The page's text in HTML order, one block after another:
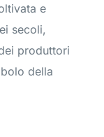
e
secoli,
produttori
della